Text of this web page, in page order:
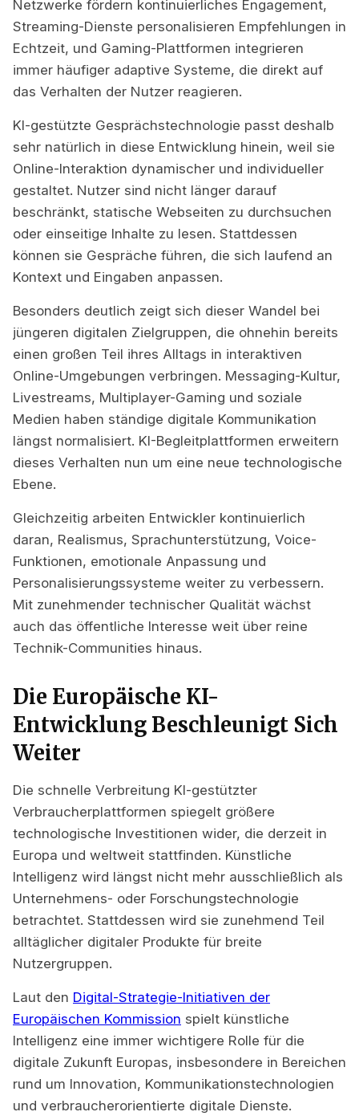
Netzwerke fördern kontinuierliches Engagement,
Streaming-Dienste personalisieren Empfehlungen in
Echtzeit, und Gaming-Plattformen integrieren
immer häufiger adaptive Systeme, die direkt auf
das Verhalten der Nutzer reagieren.
KI-gestützte Gesprächstechnologie passt deshalb
sehr natürlich in diese Entwicklung hinein, weil sie
Online-Interaktion dynamischer und individueller
gestaltet. Nutzer sind nicht länger darauf
beschränkt, statische Webseiten zu durchsuchen
oder einseitige Inhalte zu lesen. Stattdessen
können sie Gespräche führen, die sich laufend an
Kontext und Eingaben anpassen.
Besonders deutlich zeigt sich dieser Wandel bei
jüngeren digitalen Zielgruppen, die ohnehin bereits
einen großen Teil ihres Alltags in interaktiven
Online-Umgebungen verbringen. Messaging-Kultur,
Livestreams, Multiplayer-Gaming und soziale
Medien haben ständige digitale Kommunikation
längst normalisiert. KI-Begleitplattformen erweitern
dieses Verhalten nun um eine neue technologische
Ebene.
Gleichzeitig arbeiten Entwickler kontinuierlich
daran, Realismus, Sprachunterstützung, Voice-
Funktionen, emotionale Anpassung und
Personalisierungssysteme weiter zu verbessern.
Mit zunehmender technischer Qualität wächst
auch das öffentliche Interesse weit über reine
Technik-Communities hinaus.
Die Europäische KI-
Entwicklung Beschleunigt Sich
Weiter
Die schnelle Verbreitung KI-gestützter
Verbraucherplattformen spiegelt größere
technologische Investitionen wider, die derzeit in
Europa und weltweit stattfinden. Künstliche
Intelligenz wird längst nicht mehr ausschließlich als
Unternehmens- oder Forschungstechnologie
betrachtet. Stattdessen wird sie zunehmend Teil
alltäglicher digitaler Produkte für breite
Nutzergruppen.
Laut den Digital-Strategie-Initiativen der
Europäischen Kommission spielt künstliche
Intelligenz eine immer wichtigere Rolle für die
digitale Zukunft Europas, insbesondere in Bereichen
rund um Innovation, Kommunikationstechnologien
und verbraucherorientierte digitale Dienste.